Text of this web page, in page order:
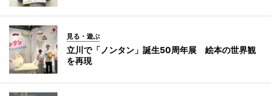
見る・遊ぶ
立川で「ノンタン」誕生50周年展 絵本の世界観
を再現